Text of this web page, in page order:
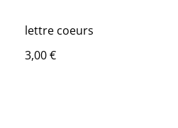
lettre coeurs
3,00 €